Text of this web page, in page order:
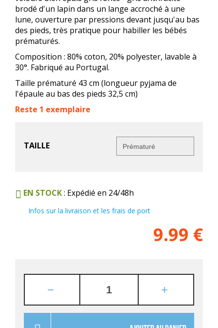
brodé d'un lapin dans un lange accroché à une
lune, ouverture par pressions devant jusqu'au bas
des pieds, très pratique pour habiller les bébés
prématurés.
Composition : 80% coton, 20% polyester, lavable à
30°. Fabriqué au Portugal.
Taille prématuré 43 cm (longueur pyjama de
l'épaule au bas des pieds 32,5 cm)
Reste 1 exemplaire
TAILLE
EN STOCK: Expédié en 24/48h
Infos sur la livraison et les frais de port
9.99 €